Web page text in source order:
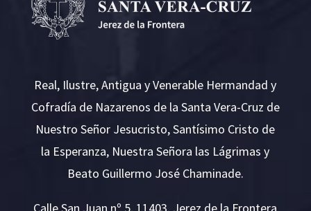
Real, Ilustre, Antigua y Venerable Hermandad y
Cofradía de Nazarenos de la Santa Vera-Cruz de
Nuestro Señor Jesucristo, Santísimo Cristo de
la Esperanza, Nuestra Señora las Lágrimas y
Beato Guillermo José Chaminade.